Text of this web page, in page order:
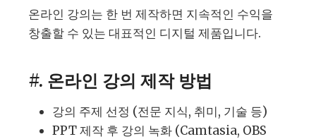
온라인 강의는 한 번 제작하면 지속적인 수익을
창출할 수 있는 대표적인 디지털 제품입니다.
#. 온라인 강의 제작 방법
강의 주제 선정 (전문 지식, 취미, 기술 등)
PPT 제작 후 강의 녹화 (Camtasia, OBS